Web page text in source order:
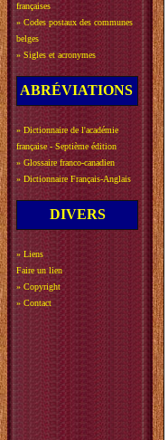
françaises
» Codes postaux des communes
belges
» Sigles et acronymes
ABRÉVIATIONS
» Dictionnaire de l'académie
française - Septième édition
» Glossaire franco-canadien
» Dictionnaire Français-Anglais
DIVERS
» Liens
Faire un lien
» Copyright
» Contact